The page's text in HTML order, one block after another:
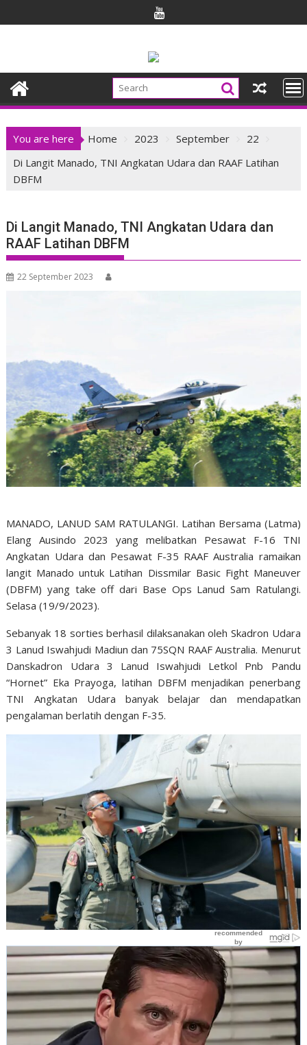
to
You are here Home 2023 September
22
Di Langit Manado, TNI Angkatan Udara dan RAAF Latihan
DBFM
Di Langit Manado, TNI Angkatan Udara dan
RAAF Latihan DBFM
22 September 2023
MANADO, LANUD SAM RATULANGI. Latihan Bersama (Latma)
Elang Ausindo 2023 yang melibatkan Pesawat F-16 TNI
Angkatan Udara dan Pesawat F-35 RAAF Australia ramaikan
langit Manado untuk Latihan Dissmilar Basic Fight Maneuver
(DBFM) yang take off dari Base Ops Lanud Sam Ratulangi.
Selasa (19/9/2023).
Sebanyak 18 sorties berhasil dilaksanakan oleh Skadron Udara
3 Lanud Iswahjudi Madiun dan 75SQN RAAF Australia. Menurut
Danskadron Udara 3 Lanud Iswahjudi Letkol Pnb Pandu
“Hornet” Eka Prayoga, latihan DBFM menjadikan penerbang
TNI Angkatan Udara banyak belajar dan mendapatkan
pengalaman berlatih dengan F-35.